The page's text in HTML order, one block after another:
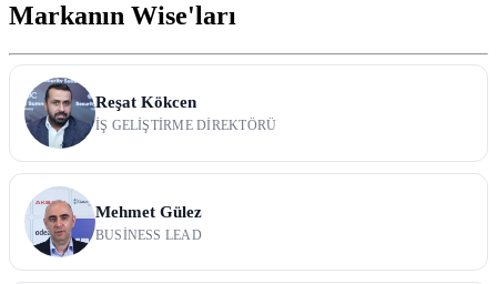
Markanın Wise'ları
Reşat Kökcen
İŞ GELIŞTIRME DIREKTÖRÜ
Mehmet Gülez
BUSINESS LEAD